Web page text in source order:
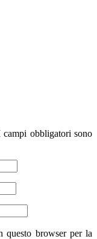
campi obbligatori sono
browser per la